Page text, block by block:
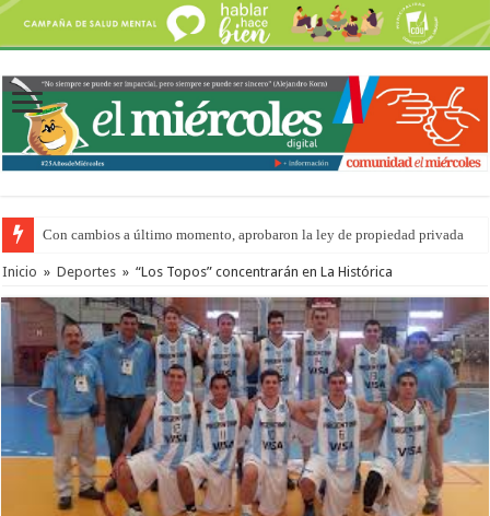
Con cambios a último momento, aprobaron la ley de propiedad privada
Inicio » Deportes » “Los Topos” concentrarán en La Histórica